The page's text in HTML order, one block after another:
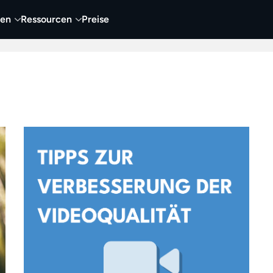
Ressourcen Preise
Video Visueller Content